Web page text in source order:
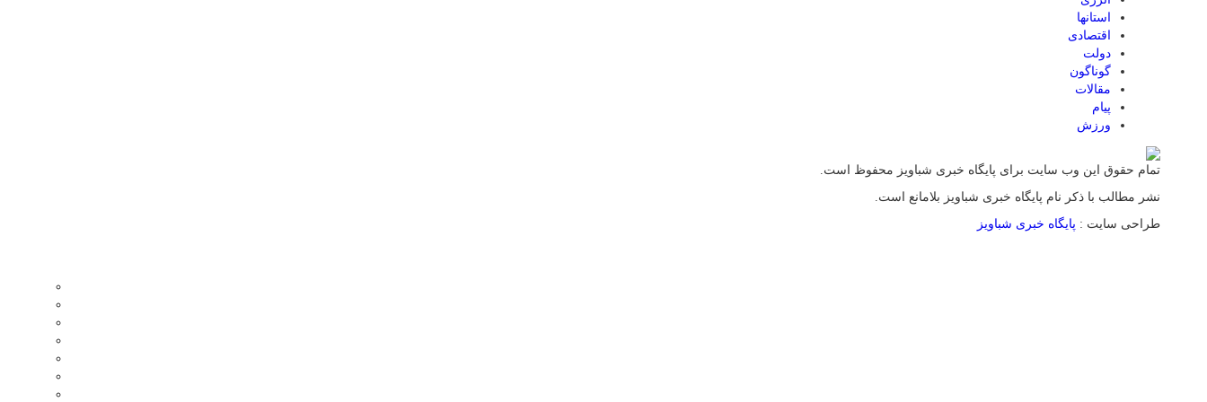
استانها
اقتصادی
دولت
گوناگون
مقالات
پیام
ورزش
تمام حقوق این وب سایت برای پایگاه خبری شباویز محفوظ است.
نشر مطالب با ذکر نام پایگاه خبری شباویز بلامانع است.
طراحی سایت : پایگاه خبری شباویز